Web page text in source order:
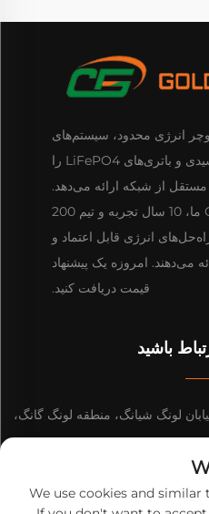
انرژی محدود، سیستم‌های
ذخیره انرژی خانگی خورشیدی و باتری‌های LiFePO4 را
از شبکه ارائه می‌دهد.
راهکارهای ODM/OEM ما، 10 سال تجربه و تیم 200
انرژی قابل اعتماد و
می‌دهند. امروزه یک پیشنهاد
قیمت دریافت کنید.
باشید
لونگ شیانگ، منطقه لونگ گانگ،
We use cookies and